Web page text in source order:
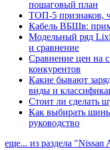
пошаговый план
ТОП-5 признаков,
Кабель ВБШв:
Модельный ряд
и сравнение
Сравнение цен на
конкурентов
Какие бывают
виды и
Стоит ли сделать
Как выбирать
руководство
еще... из раздела "Nissan